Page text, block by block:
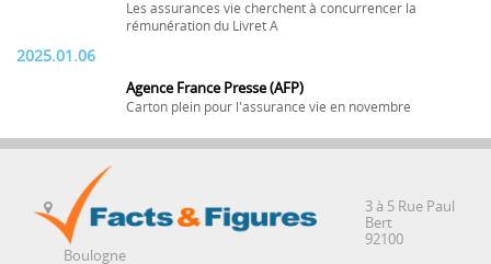
Les assurances vie cherchent à concurrencer la
rémunération du Livret A
2025.01.06
Agence France Presse (AFP)
Carton plein pour l'assurance vie en novembre
3 à 5 Rue Paul
Bert
92100
Boulogne